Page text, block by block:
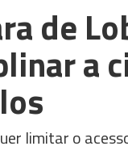
de
a
limitar o